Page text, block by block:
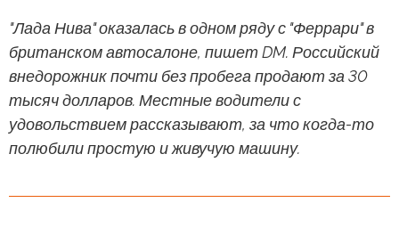
"Лада Нива" оказалась в одном ряду с "Феррари" в
британском автосалоне, пишет DM. Российский
внедорожник почти без пробега продают за 30
тысяч долларов. Местные водители с
удовольствием рассказывают, за что когда-то
полюбили простую и живучую машину.